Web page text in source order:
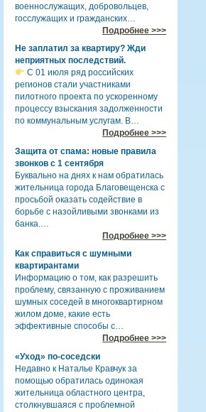
военнослужащих, добровольцев,
госслужащих и гражданских…
Подробнее >>>
Не заплатил за квартиру? Жди
неприятных последствий.
С 01 июля ряд российских
регионов стали участниками
пилотного проекта по ускоренному
процессу взыскания задолженности
по коммунальным услугам. В…
Подробнее >>>
Защита от спама: новые правила
звонков с 1 сентября
Буквально на днях к нам обратилась
жительница города Благовещенска с
просьбой оказать содействие в
борьбе с назойливыми звонками из
банка.…
Подробнее >>>
Как справиться с шумными
квартирантами
Информацию о том, как разрешить
проблему, связанную с проживанием
шумных соседей в многоквартирном
жилом доме, какие есть
эффективные способы с…
Подробнее >>>
«Уход» по-соседски
Недавно к Наталье Кравчук за
помощью обратилась одинокая
жительница областного центра,
столкнувшаяся с проблемной